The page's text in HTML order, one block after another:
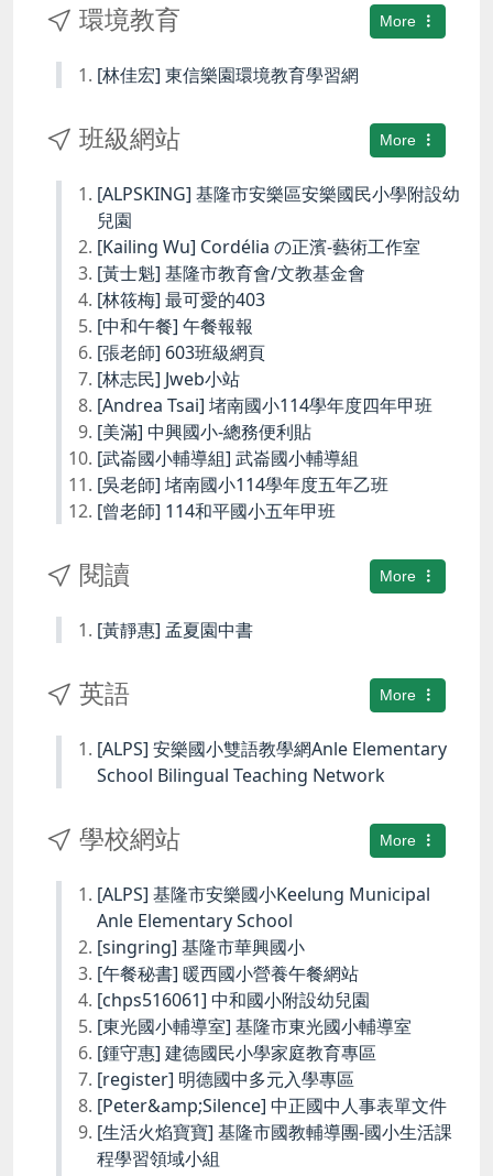
More
環境教育
[林佳宏] 東信樂園環境教育學習網
More
班級網站
[ALPSKING] 基隆市安樂區安樂國民小學附設幼
兒園
[Kailing Wu] Cordélia の正濱-藝術工作室
[黃士魁] 基隆市教育會/文教基金會
[林筱梅] 最可愛的403
[中和午餐] 午餐報報
[張老師] 603班級網頁
[林志民] Jweb小站
[Andrea Tsai] 堵南國小114學年度四年甲班
[美滿] 中興國小-總務便利貼
[武崙國小輔導組] 武崙國小輔導組
[吳老師] 堵南國小114學年度五年乙班
[曾老師] 114和平國小五年甲班
More
閱讀
[黃靜惠] 孟夏園中書
More
英語
[ALPS] 安樂國小雙語教學網Anle Elementary
School Bilingual Teaching Network
More
學校網站
[ALPS] 基隆市安樂國小Keelung Municipal
Anle Elementary School
[singring] 基隆市華興國小
[午餐秘書] 暖西國小營養午餐網站
[chps516061] 中和國小附設幼兒園
[東光國小輔導室] 基隆市東光國小輔導室
[鍾守惠] 建德國民小學家庭教育專區
[register] 明德國中多元入學專區
[Peter&amp;Silence] 中正國中人事表單文件
[生活火焰寶寶] 基隆市國教輔導團-國小生活課
程學習領域小組